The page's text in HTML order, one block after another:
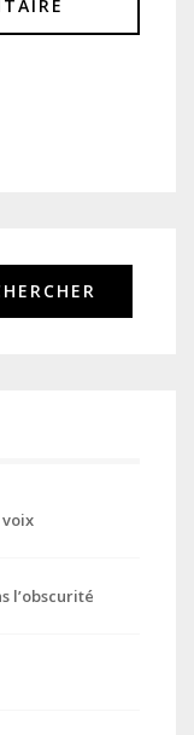
l’obscurité